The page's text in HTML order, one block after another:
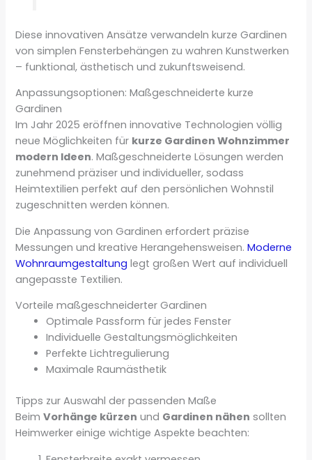
Diese innovativen Ansätze verwandeln kurze Gardinen
von simplen Fensterbehängen zu wahren Kunstwerken
– funktional, ästhetisch und zukunftsweisend.
Anpassungsoptionen: Maßgeschneiderte kurze
Gardinen
Im Jahr 2025 eröffnen innovative Technologien völlig
neue Möglichkeiten für kurze Gardinen Wohnzimmer
modern Ideen. Maßgeschneiderte Lösungen werden
zunehmend präziser und individueller, sodass
Heimtextilien perfekt auf den persönlichen Wohnstil
zugeschnitten werden können.
Die Anpassung von Gardinen erfordert präzise
Messungen und kreative Herangehensweisen.Moderne
Wohnraumgestaltung legt großen Wert auf individuell
angepasste Textilien.
Vorteile maßgeschneiderter Gardinen
Optimale Passform für jedes Fenster
Individuelle Gestaltungsmöglichkeiten
Perfekte Lichtregulierung
Maximale Raumästhetik
Tipps zur Auswahl der passenden Maße
BeimVorhänge kürzen und Gardinen nähen sollten
Heimwerker einige wichtige Aspekte beachten: